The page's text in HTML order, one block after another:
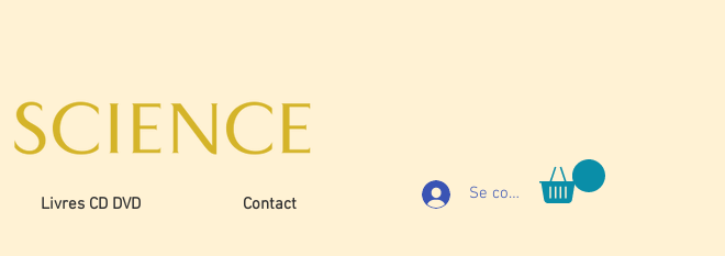
Livres CD DVD Contact
Se connecter